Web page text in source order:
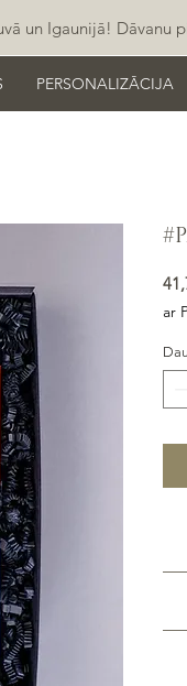
un Igaunijā! Dāvanu
PERSONALIZĀCIJA
ar